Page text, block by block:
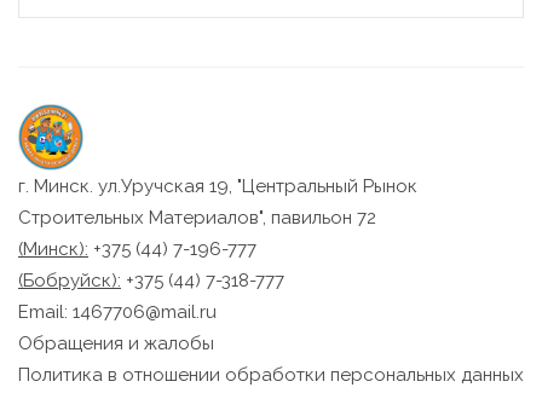
г. Минск. ул.Уручская 19, "Центральный Рынок
Строительных Материалов", павильон 72
(Минск): +375 (44) 7-196-777
(Бобруйск): +375 (44) 7-318-777
Email: 1467706@mail.ru
Обращения и жалобы
Политика в отношении обработки персональных данных
Сайта, в том числе наиболее и наименее популярные
страницы и принимать меры по совершенствованию
работы Сайта исходя из предпочтений пользователей
Аналитические куки позволяют определять предпочтения
обработку статистических cookies:
Яндекс Метрика – сервис веб-аналитики,
предоставляемый ООО «Яндекс». Адрес: г. Москва, ул.
Льва Толстого, д. 16, 119021. Политика
конфиденциальности Яндекс.